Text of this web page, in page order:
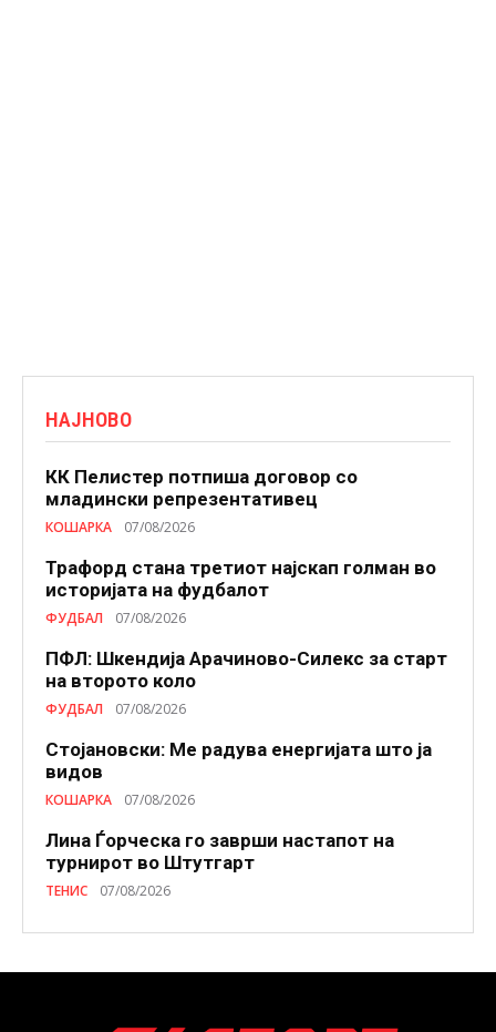
НАЈНОВО
КК Пелистер потпиша договор со
младински репрезентативец
КОШАРКА 07/08/2026
Трафорд стана третиот најскап голман во
историјата на фудбалот
ФУДБАЛ 07/08/2026
ПФЛ: Шкендија Арачиново-Силекс за старт
на второто коло
ФУДБАЛ 07/08/2026
Стојановски: Ме радува енергијата што ја
видов
КОШАРКА 07/08/2026
Лина Ѓорческа го заврши настапот на
турнирот во Штутгарт
ТЕНИС 07/08/2026